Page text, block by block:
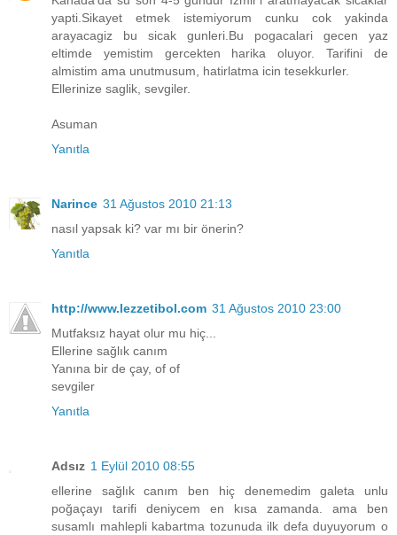
yapti.Sikayet etmek istemiyorum cunku cok yakinda
arayacagiz bu sicak gunleri.Bu pogacalari gecen yaz
eltimde yemistim gercekten harika oluyor. Tarifini de
almistim ama unutmusum, hatirlatma icin tesekkurler.
Ellerinize saglik, sevgiler.
Asuman
Yanıtla
Narince 31 Ağustos 2010 21:13
nasıl yapsak ki? var mı bir önerin?
Yanıtla
http://www.lezzetibol.com 31 Ağustos 2010 23:00
Mutfaksız hayat olur mu hiç...
Ellerine sağlık canım
Yanına bir de çay, of of
sevgiler
Yanıtla
Adsız 1 Eylül 2010 08:55
ellerine sağlık canım ben hiç denemedim galeta unlu
poğaçayı tarifi deniycem en kısa zamanda. ama ben
susamlı mahlepli kabartma tozunuda ilk defa duyuyorum o